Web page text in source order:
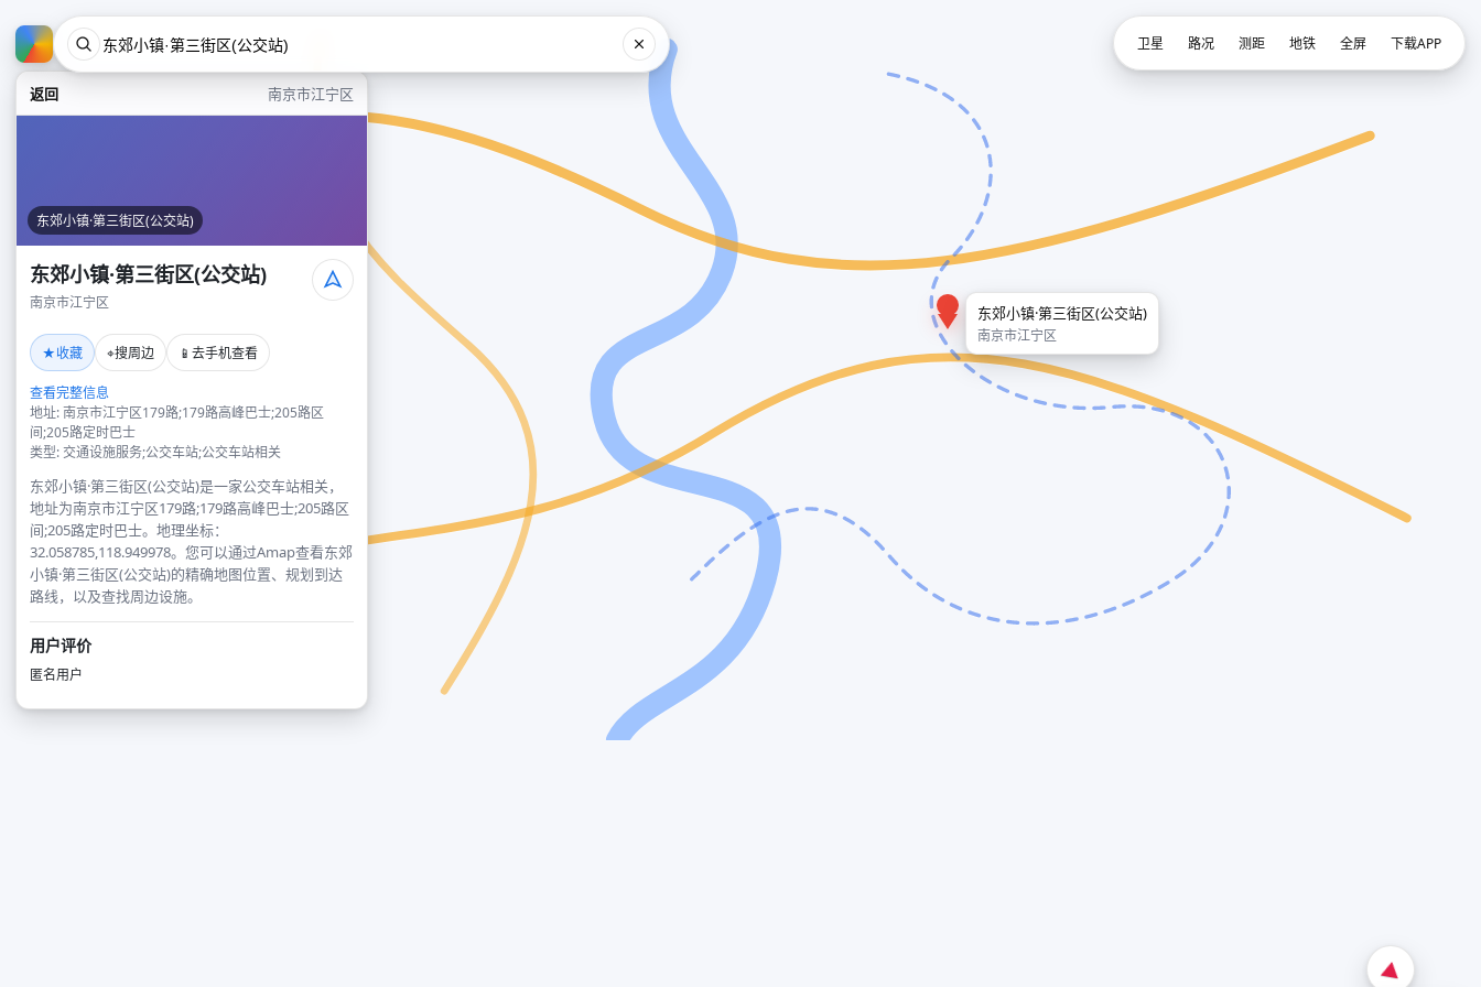
返回 南京市江宁区
东郊小镇·第三街区(公交站)
东郊小镇·第三街区(公交站)
南京市江宁区
★收藏 ⌖搜周边 📱 去手机查看
查看完整信息
地址: 南京市江宁区179路;179路高峰巴士;205路区
间;205路定时巴士
类型: 交通设施服务;公交车站;公交车站相关
东郊小镇·第三街区(公交站)是一家公交车站相关，
地址为南京市江宁区179路;179路高峰巴士;205路区
间;205路定时巴士。地理坐标：
32.058785,118.949978。您可以通过Amap查看东郊
小镇·第三街区(公交站)的精确地图位置、规划到达
路线，以及查找周边设施。
用户评价
匿名用户
东郊小镇·第三街区(公交站)
南京市江宁区
卫星 路况 测距 地铁 全屏 下载APP